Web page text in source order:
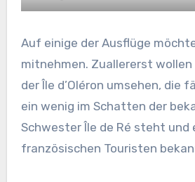
Auf einige der Ausflüge
mitnehmen. Zuallererst
der Île d’Oléron umsehen, die
ein wenig im Schatten der
Schwester Île de Ré steht und
französischen Touristen